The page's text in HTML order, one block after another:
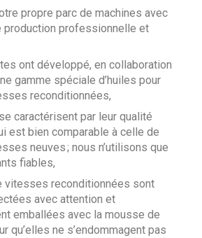
propre parc de machines avec
production professionnelle et
ont développé, en collaboration
gamme spéciale d’huiles pour
reconditionnées,
caractérisent par leur qualité
est bien comparable à celle de
neuves ; nous n’utilisons que
fiables,
vitesses reconditionnées sont
avec attention et
emballées avec la mousse de
qu’elles ne s’endommagent pas